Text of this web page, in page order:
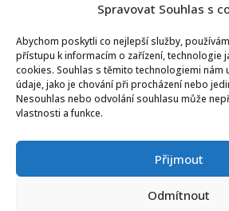
Spravovat Souhlas s
Abychom poskytli co nejlepší služby,
přístupu k informacím o zařízení, technologie
cookies. Souhlas s těmito technologiemi nám
údaje, jako je chování při procházení nebo
Nesouhlas nebo odvolání souhlasu může
vlastnosti a funkce.
Přijmout
Odmítnout
• NOVINKY
•NECHAT
•KONTAKT
VŠEOBECNÉ OBCHODNÍ
© 2021 Žehli.cz – Na praní a